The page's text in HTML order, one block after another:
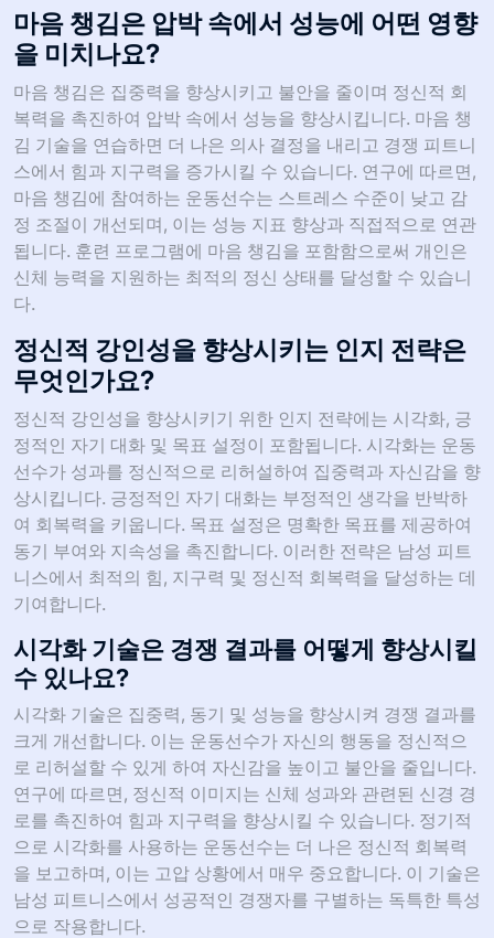
마음 챙김은 압박 속에서 성능에 어떤 영향
을 미치나요?
마음 챙김은 집중력을 향상시키고 불안을 줄이며 정신적 회
복력을 촉진하여 압박 속에서 성능을 향상시킵니다. 마음 챙
김 기술을 연습하면 더 나은 의사 결정을 내리고 경쟁 피트니
스에서 힘과 지구력을 증가시킬 수 있습니다. 연구에 따르면,
마음 챙김에 참여하는 운동선수는 스트레스 수준이 낮고 감
정 조절이 개선되며, 이는 성능 지표 향상과 직접적으로 연관
됩니다. 훈련 프로그램에 마음 챙김을 포함함으로써 개인은
신체 능력을 지원하는 최적의 정신 상태를 달성할 수 있습니
다.
정신적 강인성을 향상시키는 인지 전략은
무엇인가요?
정신적 강인성을 향상시키기 위한 인지 전략에는 시각화, 긍
정적인 자기 대화 및 목표 설정이 포함됩니다. 시각화는 운동
선수가 성과를 정신적으로 리허설하여 집중력과 자신감을 향
상시킵니다. 긍정적인 자기 대화는 부정적인 생각을 반박하
여 회복력을 키웁니다. 목표 설정은 명확한 목표를 제공하여
동기 부여와 지속성을 촉진합니다. 이러한 전략은 남성 피트
니스에서 최적의 힘, 지구력 및 정신적 회복력을 달성하는 데
기여합니다.
시각화 기술은 경쟁 결과를 어떻게 향상시킬
수 있나요?
시각화 기술은 집중력, 동기 및 성능을 향상시켜 경쟁 결과를
크게 개선합니다. 이는 운동선수가 자신의 행동을 정신적으
로 리허설할 수 있게 하여 자신감을 높이고 불안을 줄입니다.
연구에 따르면, 정신적 이미지는 신체 성과와 관련된 신경 경
로를 촉진하여 힘과 지구력을 향상시킬 수 있습니다. 정기적
으로 시각화를 사용하는 운동선수는 더 나은 정신적 회복력
을 보고하며, 이는 고압 상황에서 매우 중요합니다. 이 기술은
남성 피트니스에서 성공적인 경쟁자를 구별하는 독특한 특성
으로 작용합니다.